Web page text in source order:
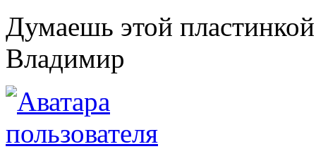
Думаешь этой
Владимир